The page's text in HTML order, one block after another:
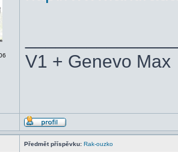
V1 + Genevo Max
Předmět příspěvku: Rak-ouzko